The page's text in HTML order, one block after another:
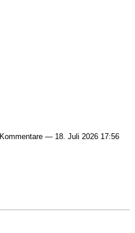
Kommentare — 18. Juli 2026 17:56